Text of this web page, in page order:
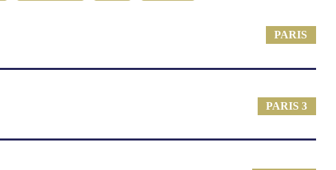
PARIS
PARIS 3